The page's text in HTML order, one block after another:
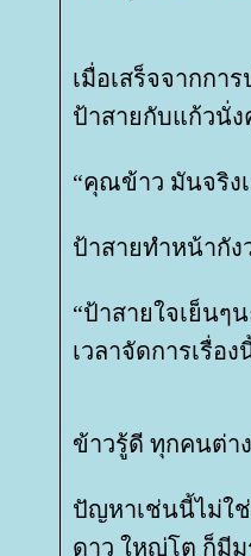
เมื่อเสร็จจากกา
ป้าสายกับแก้วนั่ง
“คุณข้าว มันจริง
ป้าสายทำหน้ากัง
“ป้าสายใจเย็น
เวลาจัดการเรื่อ
ข้าวรู้ดี ทุกคนต่า
ปัญหาเช่นนี้ไม่ใช่
ดาว ใหญ่โต ก็มี